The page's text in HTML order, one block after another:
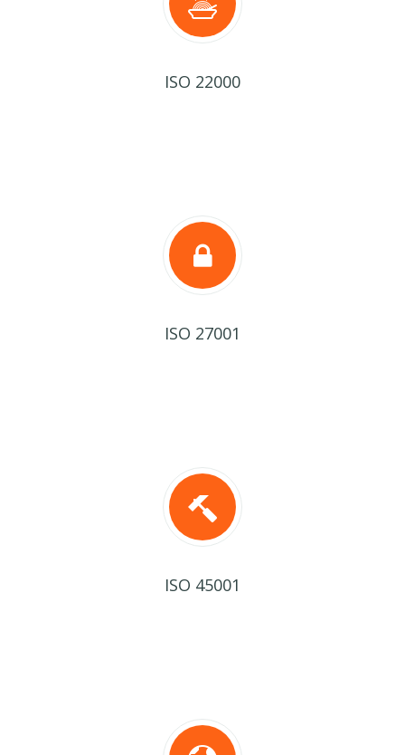
ISO 22000
ISO 27001
ISO 45001